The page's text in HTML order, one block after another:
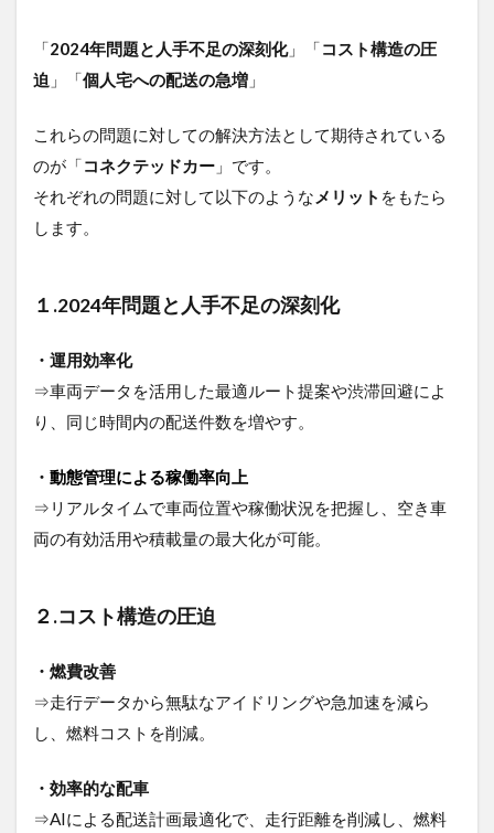
流を支
える
「IoT」
「AI」
の役割
6.1
IoTと
は？
クの
で”神
経”を
せる
～
6.2
5Gと
は？
を流
を送
る”伝
路”～
6.3
AIとビ
ックデ
「2024年問題と人手不足の深刻化」「コスト構造の圧
迫 」「個人宅への配送の急増 」
これらの問題に対しての解決方法として期待されている
のが「コネクテッドカー 」です。
それぞれの問題に対して以下のような メリット をもたら
します。
１.2024年問題と人手不足の深刻化
・運用効率化
⇒車両データを活用した最適ルート提案や渋滞回避によ
り、同じ時間内の配送件数を増やす。
・ 動態管理による稼働率向上
⇒リアルタイムで車両位置や稼働状況を把握し、空き車
両の有効活用や積載量の最大化が可能。
２.コスト構造の圧迫
・燃費改善
⇒走行データから無駄なアイドリングや急加速を減ら
し、燃料コストを削減。
・効率的な配車
⇒AIによる配送計画最適化で、走行距離を削減し、燃料